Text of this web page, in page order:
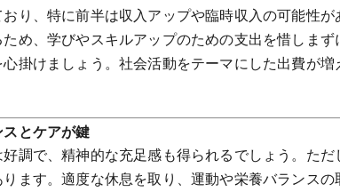
り、特に前半は収入アップや臨時収入の可能性
め、学びやスキルアップのための支出を惜しま
掛けましょう。社会活動をテーマにした出費が増
とケアが鍵
調で、精神的な充足感も得られるでしょう。た
ます。適度な休息を取り、運動や栄養バランス